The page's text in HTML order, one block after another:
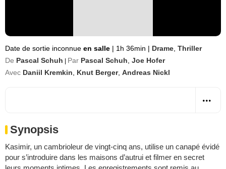
Date de sortie inconnue en salle | 1h 36min | Drame Thriller
De Pascal Schuh Par Pascal Schuh Joe Hofer
Avec Daniil Kremkin Knut Berger, Andreas Nickl
Synopsis
Kasimir, un cambrioleur de vingt-cinq ans, utilise un canapé évidé
pour s’introduire dans les maisons d’autrui et filmer en secret